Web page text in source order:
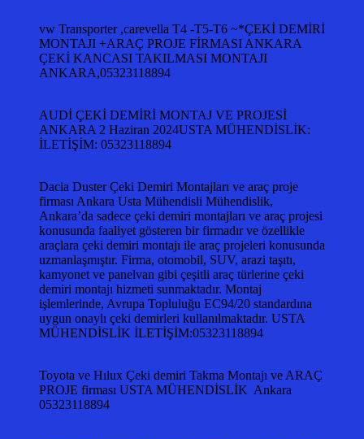
vw Transporter ,carevella T4 -T5-T6 ~*ÇEKİ DEMİRİ
MONTAJI +ARAÇ PROJE FİRMASI ANKARA
ÇEKİ KANCASI TAKILMASI MONTAJI
ANKARA,05323118894
AUDİ ÇEKİ DEMİRİ MONTAJ VE PROJESİ
ANKARA 2 Haziran 2024USTA MÜHENDİSLİK:
İLETİŞİM: 05323118894
Dacia Duster Çeki Demiri Montajları ve araç proje
firması Ankara Usta Mühendisli Mühendislik,
Ankara’da sadece çeki demiri montajları ve araç projesi
konusunda faaliyet gösteren bir firmadır ve özellikle
araçlara çeki demiri montajı ile araç projeleri konusunda
uzmanlaşmıştır. Firma, otomobil, SUV, arazi taşıtı,
kamyonet ve panelvan gibi çeşitli araç türlerine çeki
demiri montajı hizmeti sunmaktadır. Montaj
işlemlerinde, Avrupa Topluluğu EC94/20 standardına
uygun onaylı çeki demirleri kullanılmaktadır. USTA
MÜHENDİSLİK İLETİŞİM:05323118894
Toyota ve Hılux Çeki demiri Takma Montajı ve ARAÇ
PROJE firması USTA MÜHENDİSLİK Ankara
05323118894